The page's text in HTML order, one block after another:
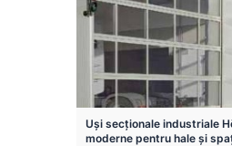
Uși secționale industriale
moderne pentru hale și